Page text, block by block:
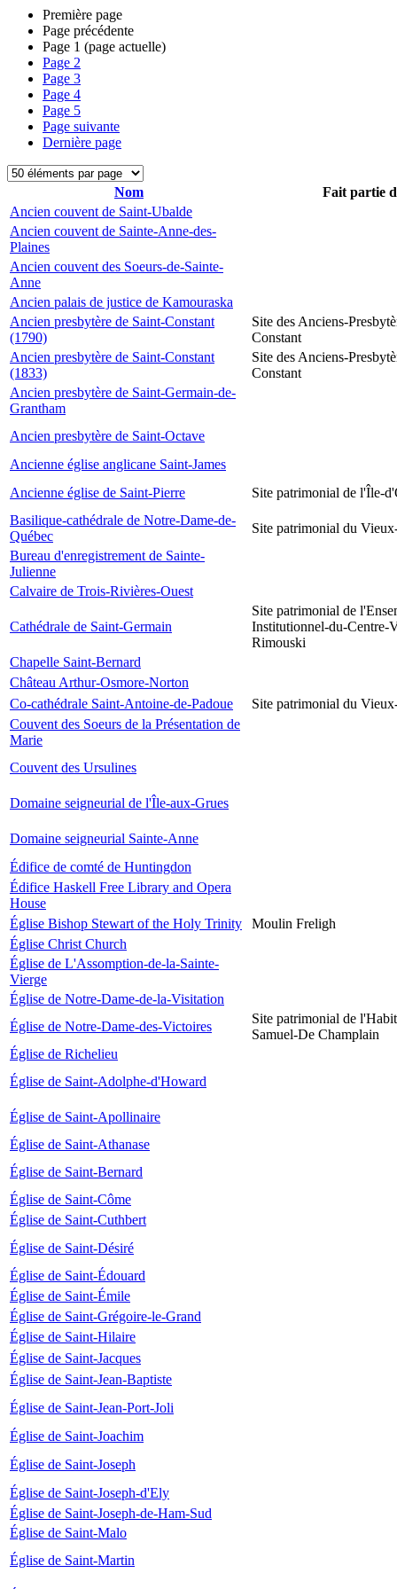
Première page
Page précédente
Page 1 (page actuelle)
Page 2
Page 3
Page 4
Page 5
Page suivante
Dernière page
Nom
Fait partie
Ancien couvent de Saint-Ubalde
Ancien couvent de Sainte-Anne-des-
Plaines
Ancien couvent des Soeurs-de-Sainte-
Anne
Ancien palais de justice de Kamouraska
Ancien presbytère de Saint-Constant
(1790)
Site des Anciens-
Constant
Ancien presbytère de Saint-Constant
(1833)
Site des Anciens-
Constant
Ancien presbytère de Saint-Germain-de-
Grantham
Ancien presbytère de Saint-Octave
Ancienne église anglicane Saint-James
Ancienne église de Saint-Pierre
Site patrimonial de l'Île-
Basilique-cathédrale de Notre-Dame-de-
Québec
Site patrimonial du
Bureau d'enregistrement de Sainte-
Julienne
Calvaire de Trois-Rivières-Ouest
Cathédrale de Saint-Germain
Site patrimonial de
Institutionnel-du-Centre-
Rimouski
Chapelle Saint-Bernard
Château Arthur-Osmore-Norton
Co-cathédrale Saint-Antoine-de-Padoue
Site patrimonial du
Couvent des Soeurs de la Présentation de
Marie
Couvent des Ursulines
Domaine seigneurial de l'Île-aux-Grues
Domaine seigneurial Sainte-Anne
Édifice de comté de Huntingdon
Édifice Haskell Free Library and Opera
House
Église Bishop Stewart of the Holy Trinity
Moulin Freligh
Église Christ Church
Église de L'Assomption-de-la-Sainte-
Vierge
Église de Notre-Dame-de-la-Visitation
Église de Notre-Dame-des-Victoires
Site patrimonial de
Samuel-De Champlain
Église de Richelieu
Église de Saint-Adolphe-d'Howard
Église de Saint-Apollinaire
Église de Saint-Athanase
Église de Saint-Bernard
Église de Saint-Côme
Église de Saint-Cuthbert
Église de Saint-Désiré
Église de Saint-Édouard
Église de Saint-Émile
Église de Saint-Grégoire-le-Grand
Église de Saint-Hilaire
Église de Saint-Jacques
Église de Saint-Jean-Baptiste
Église de Saint-Jean-Port-Joli
Église de Saint-Joachim
Église de Saint-Joseph
Église de Saint-Joseph-d'Ely
Église de Saint-Joseph-de-Ham-Sud
Église de Saint-Malo
Église de Saint-Martin